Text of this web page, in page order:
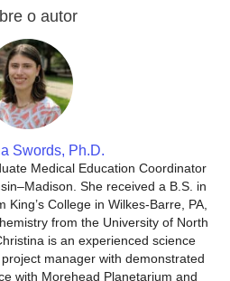
o autor
Swords, Ph.D.
Medical Education Coordinator
She received a B.S. in
College in Wilkes-Barre, PA,
from the University of North
is an experienced science
manager with demonstrated
with Morehead Planetarium and